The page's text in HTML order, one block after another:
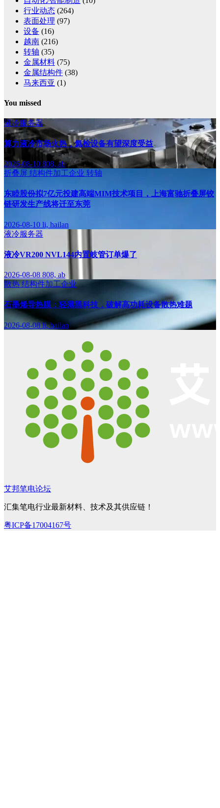
行业动态 (264)
表面处理 (97)
设备 (16)
越南 (216)
转轴 (35)
金属材料 (75)
金属结构件 (38)
马来西亚 (1)
You missed
液冷服务器
算力液冷市场火热，氦检设备有望深度受益
2026-08-10 808, ab
折叠屏 结构件加工企业 转轴
东睦股份拟7亿元投建高端MIM技术项目，上海富驰折叠屏铰
链研发生产线将迁至东莞
2026-08-10 li, hailan
液冷服务器
液冷VR200 NVL144内置岐管订单爆了
2026-08-08 808, ab
散热 结构件加工企业
石墨烯导热膜：轻薄黑科技，破解高功耗设备散热难题
2026-08-08li, hailan
艾邦笔电论坛
汇集笔电行业最新材料、技术及其供应链！
粤ICP备17004167号